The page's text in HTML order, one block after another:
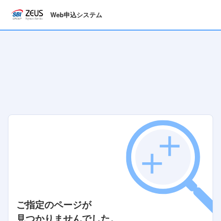
Web申込システム
ご指定のページが
見つかりませんでした。